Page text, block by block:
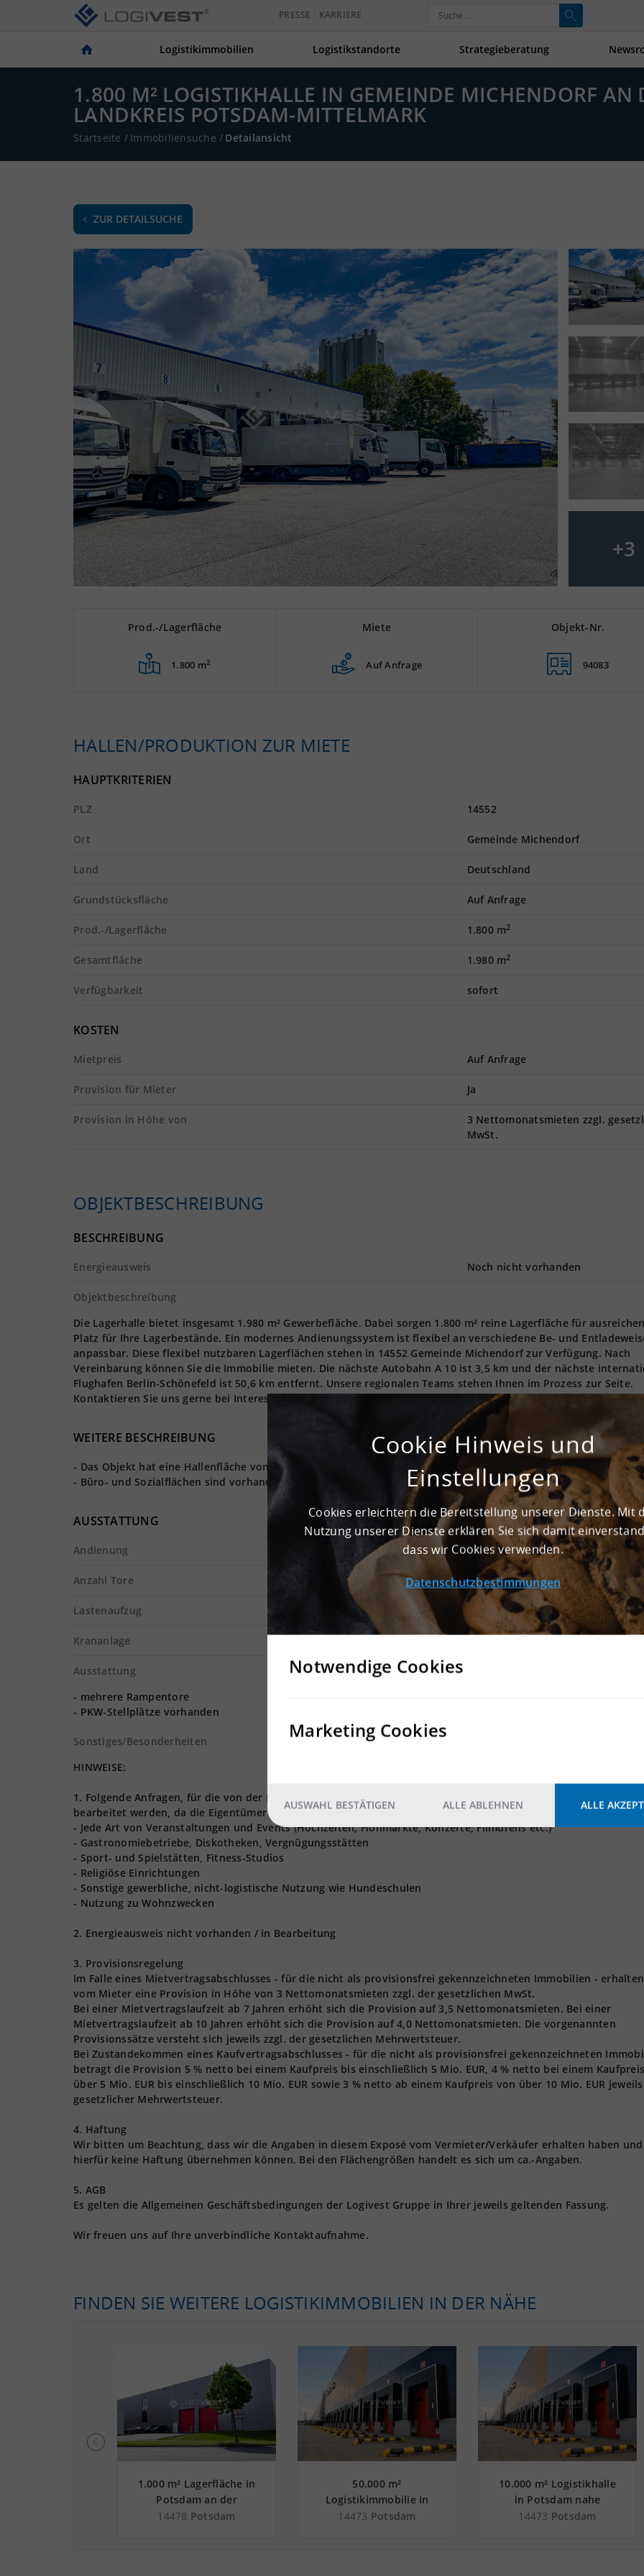
PRESSE KARRIERE
Logistikimmobilien Logistikstandorte Strategieberatung
1.800 M² LOGISTIKHALLE IN GEMEINDE MICHENDORF AN
LANDKREIS POTSDAM-MITTELMARK
Startseite / Immobiliensuche / Detailansicht
ZUR DETAILSUCHE
+3
Prod.-/Lagerfläche
1.800 m2
Miete
Auf Anfrage
Objekt-Nr.
94083
HALLEN/PRODUKTION ZUR MIETE
HAUPTKRITERIEN
PLZ 14552
Ort Gemeinde Michendorf
Land Deutschland
Grundstücksfläche Auf Anfrage
Prod.-/Lagerfläche 1.800 m2
Gesamtfläche 1.980 m2
Verfügbarkeit sofort
KOSTEN
Mietpreis Auf Anfrage
Provision für Mieter Ja
Provision in Höhe von
3 Nettomonatsmieten zzgl.
MwSt.
OBJEKTBESCHREIBUNG
BESCHREIBUNG
Energieausweis Noch nicht vorhanden
Objektbeschreibung
Die Lagerhalle bietet insgesamt 1.980 m² Gewerbefläche. Dabei sorgen 1.800 m² reine Lagerfläche für
Platz für Ihre Lagerbestände. Ein modernes Andienungssystem ist flexibel an verschiedene Be- und
anpassbar. Diese flexibel nutzbaren Lagerflächen stehen in 14552 Gemeinde Michendorf zur Verfügung. Nach
Vereinbarung können Sie die Immobilie mieten. Die nächste Autobahn A 10 ist 3,5 km und der nächste
Flughafen Berlin-Schönefeld ist 50,6 km entfernt. Unsere regionalen Teams stehen Ihnen im Prozess zur Seite.
Kontaktieren Sie uns gerne bei Interesse.
WEITERE BESCHREIBUNG
- Das Objekt hat eine Hallenfläche von ca. 1.800 m² und ist für Lagerung und Produktion geeignet.
- Büro- und Sozialflächen sind vorhanden.
AUSSTATTUNG
Andienung Rampe
Anzahl Tore Rampentore
Lastenaufzug
Krananlage
Ausstattung
- mehrere Rampentore
- PKW-Stellplätze vorhanden
Sonstiges/Besonderheiten
HINWEISE:
1. Folgende Anfragen, für die von der Logivest GmbH angebotenen Grundstücke und Bestandsflächen können
bearbeitet werden, da die Eigentümer nur Lager, Logistik, Produktion und Light Industrial als Nutzung
- Jede Art von Veranstaltungen und Events (Hochzeiten, Flohmärkte, Konzerte, Filmdrehs etc.)
- Gastronomiebetriebe, Diskotheken, Vergnügungsstätten
- Sport- und Spielstätten, Fitness-Studios
- Religiöse Einrichtungen
- Sonstige gewerbliche, nicht-logistische Nutzung wie Hundeschulen
- Nutzung zu Wohnzwecken
2. Energieausweis nicht vorhanden / in Bearbeitung
3. Provisionsregelung
Im Falle eines Mietvertragsabschlusses - für die nicht als provisionsfrei gekennzeichneten Immobilien -
vom Mieter eine Provision in Höhe von 3 Nettomonatsmieten zzgl. der gesetzlichen MwSt.
Bei einer Mietvertragslaufzeit ab 7 Jahren erhöht sich die Provision auf 3,5 Nettomonatsmieten. Bei einer
Mietvertragslaufzeit ab 10 Jahren erhöht sich die Provision auf 4,0 Nettomonatsmieten. Die vorgenannten
Provisionssätze versteht sich jeweils zzgl. der gesetzlichen Mehrwertsteuer.
Bei Zustandekommen eines Kaufvertragsabschlusses - für die nicht als provisionsfrei gekennzeichneten
betragt die Provision 5 % netto bei einem Kaufpreis bis einschließlich 5 Mio. EUR, 4 % netto bei einem
über 5 Mio. EUR bis einschließlich 10 Mio. EUR sowie 3 % netto ab einem Kaufpreis von über 10 Mio. EUR
gesetzlicher Mehrwertsteuer.
4. Haftung
Wir bitten um Beachtung, dass wir die Angaben in diesem Exposé vom Vermieter/Verkäufer erhalten haben und
hierfür keine Haftung übernehmen können. Bei den Flächengrößen handelt es sich um ca.-Angaben.
5. AGB
Es gelten die Allgemeinen Geschäftsbedingungen der Logivest Gruppe in Ihrer jeweils geltenden Fassung.
Wir freuen uns auf Ihre unverbindliche Kontaktaufnahme.
FINDEN SIE WEITERE LOGISTIKIMMOBILIEN IN DER NÄHE
1.000 m² Lagerfläche in
Potsdam an der
Autobahn A 115
14478 Potsdam
50.000 m²
Logistikimmobilie in
Potsdam nahe
14473 Potsdam
10.000 m² Logistikhalle
in Potsdam nahe
Güterverkehrszentrum
14473 Potsdam
Cookie Hinweis und
Einstellungen
Cookies erleichtern die Bereitstellung unserer Dienste. Mit
Nutzung unserer Dienste erklären Sie sich damit
dass wir Cookies verwenden.
Datenschutzbestimmungen
Notwendige Cookies
Marketing Cookies
AUSWAHL BESTÄTIGEN ALLE ABLEHNEN ALLE